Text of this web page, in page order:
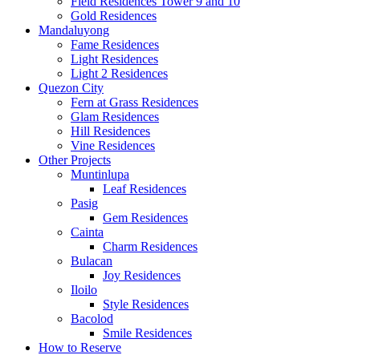
Gold Residences
Mandaluyong
Fame Residences
Light Residences
Light 2 Residences
Quezon City
Fern at Grass Residences
Glam Residences
Hill Residences
Vine Residences
Other Projects
Muntinlupa
Leaf Residences
Pasig
Gem Residences
Cainta
Charm Residences
Bulacan
Joy Residences
Iloilo
Style Residences
Bacolod
Smile Residences
How to Reserve